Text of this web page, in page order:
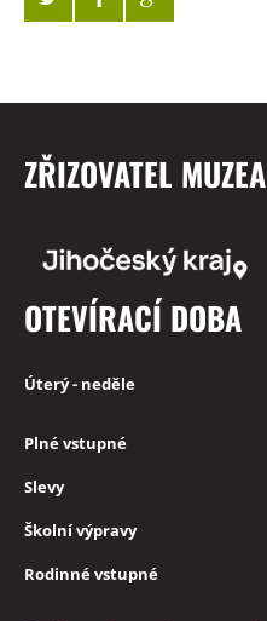
ZŘIZOVATEL MUZEA
OTEVÍRACÍ DOBA
Úterý - neděle
Plné vstupné
Slevy
Školní výpravy
Rodinné vstupné